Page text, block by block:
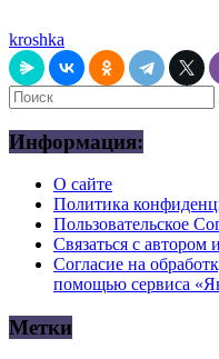
kroshka
Информация:
О сайте
Политика
Пользовательское
Связаться с автором
Согласие на
помощью сервиса
Метки